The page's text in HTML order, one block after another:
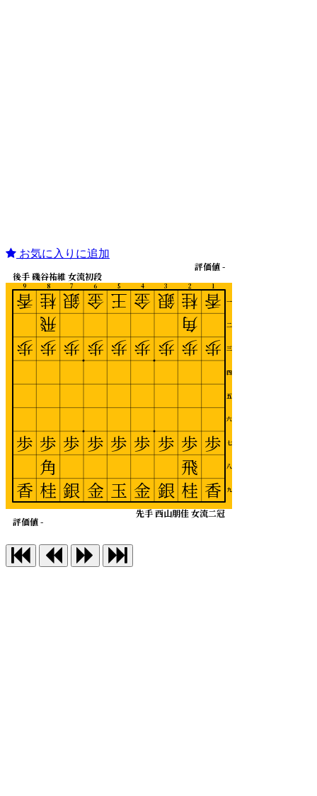
お気に入りに追加
1
2
3
4
5
6
7
8
9
一
二
三
四
五
六
七
八
九
先手 西山朋佳 女流二冠
後手 磯谷祐維 女流初段
評価値 -
評価値 -
香
歩
歩
香
桂
角
歩
歩
飛
桂
銀
歩
歩
銀
金
歩
歩
金
王
歩
歩
玉
金
歩
歩
金
銀
歩
歩
銀
桂
飛
歩
歩
角
桂
香
歩
歩
香